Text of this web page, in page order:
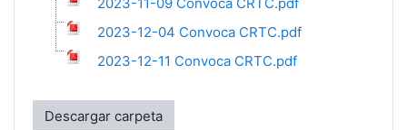
2023-12-04 Convoca CRTC.pdf
2023-12-11 Convoca CRTC.pdf
Descargar carpeta